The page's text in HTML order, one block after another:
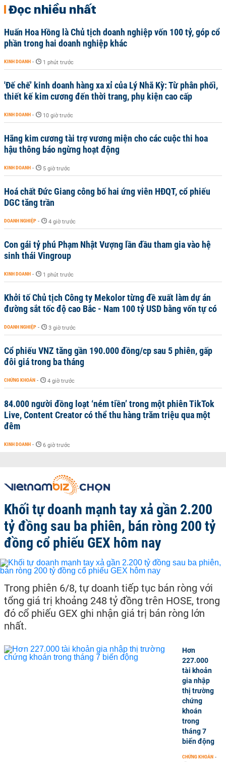
Đọc nhiều nhất
Huấn Hoa Hồng là Chủ tịch doanh nghiệp vốn 100 tỷ, góp cổ
phần trong hai doanh nghiệp khác
KINH DOANH - 1 phút trước
'Đế chế’ kinh doanh hàng xa xỉ của Lý Nhã Kỳ: Từ phân phối,
thiết kế kim cương đến thời trang, phụ kiện cao cấp
KINH DOANH - 10 giờ trước
Hãng kim cương tài trợ vương miện cho các cuộc thi hoa
hậu thông báo ngừng hoạt động
KINH DOANH - 5 giờ trước
Hoá chất Đức Giang công bố hai ứng viên HĐQT, cổ phiếu
DGC tăng trần
DOANH NGHIỆP - 4 giờ trước
Con gái tỷ phú Phạm Nhật Vượng lần đầu tham gia vào hệ
sinh thái Vingroup
KINH DOANH - 1 phút trước
Khởi tố Chủ tịch Công ty Mekolor từng đề xuất làm dự án
đường sắt tốc độ cao Bắc - Nam 100 tỷ USD bằng vốn tự có
DOANH NGHIỆP - 3 giờ trước
Cổ phiếu VNZ tăng gần 190.000 đồng/cp sau 5 phiên, gấp
đôi giá trong ba tháng
CHỨNG KHOÁN - 4 giờ trước
84.000 người đồng loạt ‘ném tiền’ trong một phiên TikTok
Live, Content Creator có thể thu hàng trăm triệu qua một
đêm
KINH DOANH - 6 giờ trước
Khối tự doanh mạnh tay xả gần 2.200
tỷ đồng sau ba phiên, bán ròng 200 tỷ
đồng cổ phiếu GEX hôm nay
Trong phiên 6/8, tự doanh tiếp tục bán ròng với
tổng giá trị khoảng 248 tỷ đồng trên HOSE, trong
đó cổ phiếu GEX ghi nhận giá trị bán ròng lớn
nhất.
Hơn
227.000
tài khoản
gia nhập
thị trường
chứng
khoán
trong
tháng 7
biến động
CHỨNG KHOÁN -